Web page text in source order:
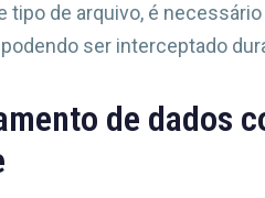
tipo de arquivo, é
ser interceptado
de dados